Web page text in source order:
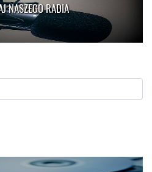
NASZEGO RADIA